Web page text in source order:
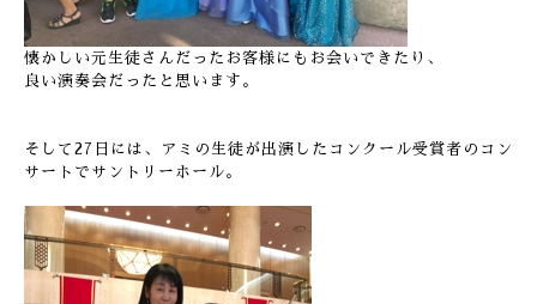
懐かしい元生徒さんだったお客様にもお会いできたり、
良い演奏会だったと思います。
そして27日には、アミの生徒が出演したコンクール受賞者のコン
サートでサントリーホール。